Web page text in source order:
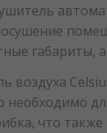
габариты,
необходимо
что